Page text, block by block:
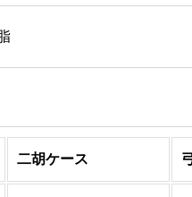
二胡ケース